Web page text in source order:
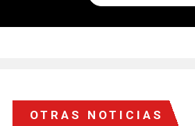
OTRAS NOTICIAS